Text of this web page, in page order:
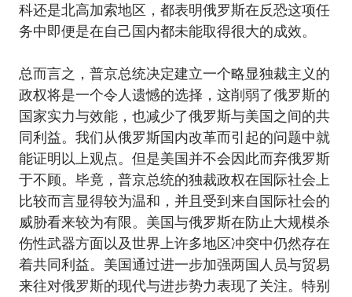
科还是北高加索地区，都表明俄罗斯在反恐这项任
务中即便是在自己国内都未能取得很大的成效。
总而言之，普京总统决定建立一个略显独裁主义的
政权将是一个令人遗憾的选择，这削弱了俄罗斯的
国家实力与效能，也减少了俄罗斯与美国之间的共
同利益。我们从俄罗斯国内改革而引起的问题中就
能证明以上观点。但是美国并不会因此而弃俄罗斯
于不顾。毕竟，普京总统的独裁政权在国际社会上
比较而言显得较为温和，并且受到来自国际社会的
威胁看来较为有限。美国与俄罗斯在防止大规模杀
伤性武器方面以及世界上许多地区冲突中仍然存在
着共同利益。美国通过进一步加强两国人员与贸易
来往对俄罗斯的现代与进步势力表现了关注。特别